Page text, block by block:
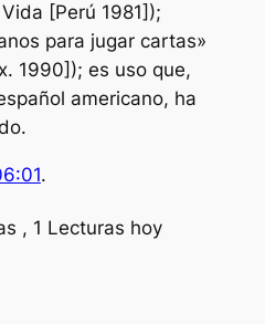
[Perú 1981]);
para jugar cartas»
1990]); es uso que,
americano, ha
.
, 1 Lecturas hoy